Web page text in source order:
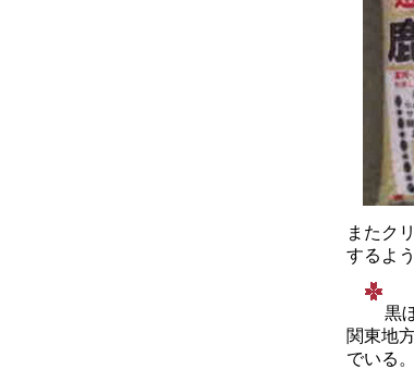
またク
するよ
黒
関東地
でいる